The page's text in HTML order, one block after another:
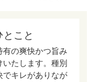
こと
の爽快かつ旨み
たします。種別
でキレがありなが